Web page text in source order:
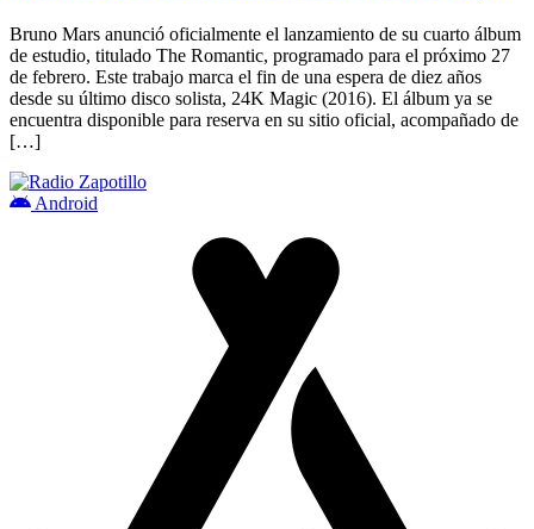
Bruno Mars anunció oficialmente el lanzamiento de su cuarto álbum
de estudio, titulado The Romantic, programado para el próximo 27
de febrero. Este trabajo marca el fin de una espera de diez años
desde su último disco solista, 24K Magic (2016). El álbum ya se
encuentra disponible para reserva en su sitio oficial, acompañado de
[…]
Android